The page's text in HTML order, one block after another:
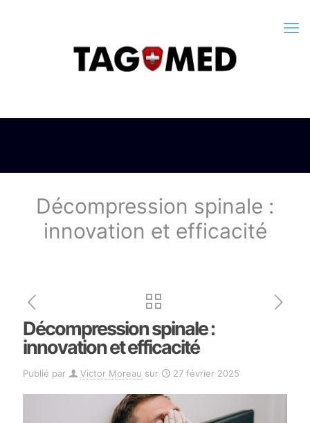
Décompression spinale :
innovation et efficacité
Décompression spinale :
innovation et efficacité
Publié par Victor Moreau sur 27 février 2025